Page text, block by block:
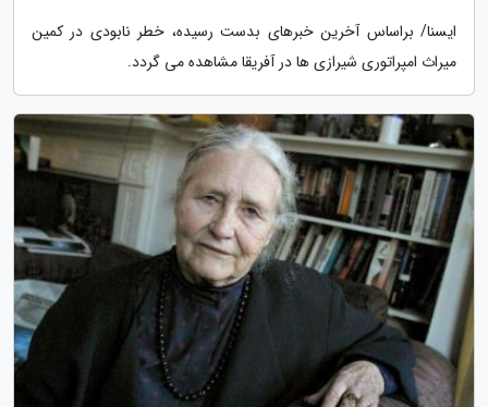
ایسنا/ براساس آخرین خبرهای بدست رسیده، خطر نابودی در کمین
میراث امپراتوری شیرازی ها در آفریقا مشاهده می گردد.